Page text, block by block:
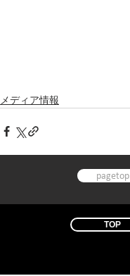
メディア情報
pagetop
TOP